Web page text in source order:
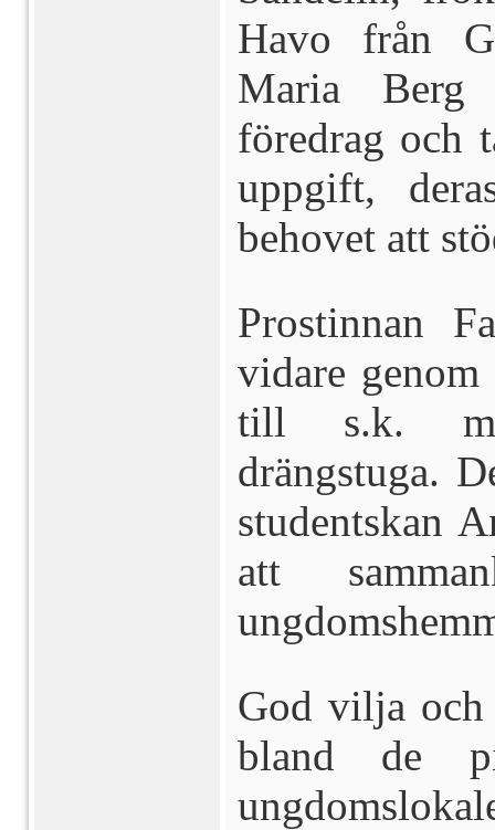
Havo från
Maria
föredrag och
uppgift,
behovet att
Prostinnan
vidare
till s.k.
drängstuga.
studentskan
att
God vilja och
bland de